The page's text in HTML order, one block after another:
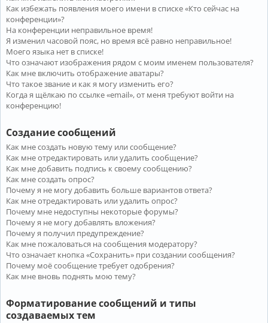
Как избежать появления моего имени в списке «Кто сейчас на
конференции»?
На конференции неправильное время!
Я изменил часовой пояс, но время всё равно неправильное!
Моего языка нет в списке!
Что означают изображения рядом с моим именем пользователя?
Как мне включить отображение аватары?
Что такое звание и как я могу изменить его?
Когда я щёлкаю по ссылке «email», от меня требуют войти на
конференцию!
Создание сообщений
Как мне создать новую тему или сообщение?
Как мне отредактировать или удалить сообщение?
Как мне добавить подпись к своему сообщению?
Как мне создать опрос?
Почему я не могу добавить больше вариантов ответа?
Как мне отредактировать или удалить опрос?
Почему мне недоступны некоторые форумы?
Почему я не могу добавлять вложения?
Почему я получил предупреждение?
Как мне пожаловаться на сообщения модератору?
Что означает кнопка «Сохранить» при создании сообщения?
Почему моё сообщение требует одобрения?
Как мне вновь поднять мою тему?
Форматирование сообщений и типы
создаваемых тем